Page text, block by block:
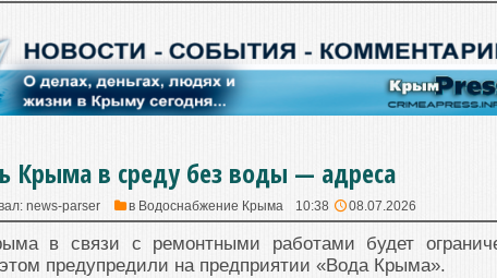
Крыма в среду без воды — адреса
news-parser в Водоснабжение Крыма 10:38 08.07.2026
в связи с ремонтными работами будет
предупредили на предприятии «Вода Крыма».